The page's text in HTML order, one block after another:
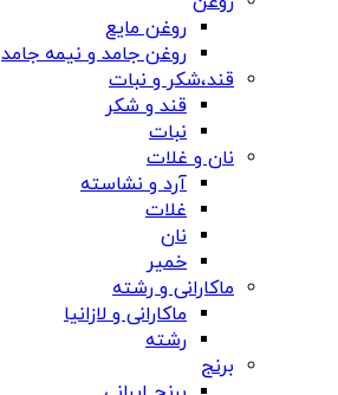
روغن مایع
روغن جامد و نیمه جامد
قند،شکر و نبات
قند و شکر
نبات
نان و غلات
آرد و نشاسته
غلات
نان
خمیر
ماکارانی و رشته
ماکارانی و لازانیا
رشته
برنج